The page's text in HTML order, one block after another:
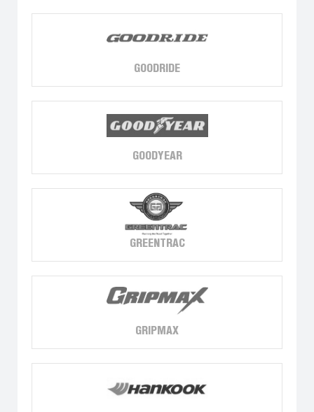
GOODRIDE
GOODYEAR
GREENTRAC
GRIPMAX